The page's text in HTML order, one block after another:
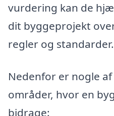
vurdering kan de
dit byggeprojekt
regler og standarder.
Nedenfor er nogle
områder, hvor en
bidrage: